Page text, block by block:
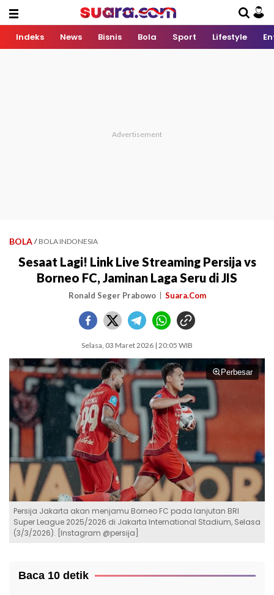
Indeks News Bisnis Bola Sport Lifestyle
BOLA / BOLA INDONESIA
Sesaat Lagi! Link Live Streaming Persija vs
Borneo FC, Jaminan Laga Seru di JIS
Ronald Seger Prabowo Suara.Com
Selasa, 03 Maret 2026 | 20:05 WIB
Perbesar
Persija Jakarta akan menjamu Borneo FC pada lanjutan BRI
Super League 2025/2026 di Jakarta International Stadium, Selasa
(3/3/2026). [Instagram @persija]
Baca 10 detik